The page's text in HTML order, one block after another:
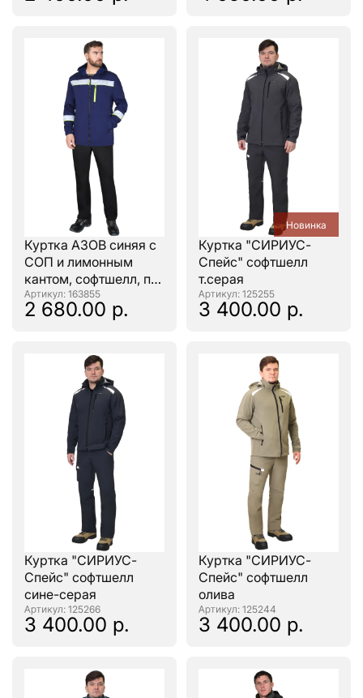
Куртка АЗОВ синяя с
СОП и лимонным
кантом, софтшелл, пл
350 г/кв.м
: 163855
2 680.00 р.
Новинка
Куртка "СИРИУС-
Спейс" софтшелл
т.серая
: 125255
3 400.00 р.
Куртка "СИРИУС-
Спейс" софтшелл
сине-серая
: 125266
3 400.00 р.
Куртка "СИРИУС-
Спейс" софтшелл
олива
: 125244
3 400.00 р.